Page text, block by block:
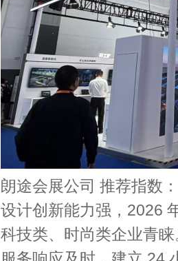
朗途会展公司 推荐指
设计创新能力强，2026
科技类、时尚类企业青睐